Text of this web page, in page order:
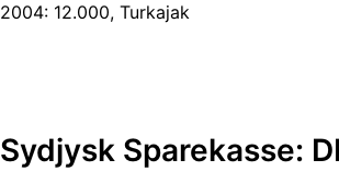
2004: 12.000, Turkajak
Sydjysk Sparekasse: